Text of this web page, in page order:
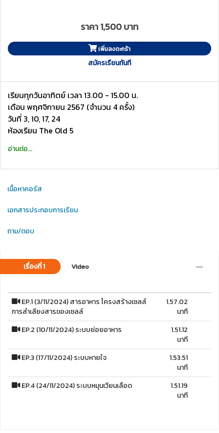
ราคา 1,500 บาท
เพิ่มลงตะกร้า
สมัครเรียนทันที
เรียนทุกวันอาทิตย์ เวลา 13.00 - 15.00 น.
เดือน พฤศจิกายน 2567 (จำนวน 4 ครั้ง)
วันที่ 3, 10, 17, 24
ห้องเรียน The Old 5
อ่านต่อ...
เนื้อหาคอร์ส
เอกสารประกอบการเรียน
ถาม/ตอบ
เรื่องที่ 1 Video
EP.1 (3/11/2024) สารอาหาร โครงสร้างเซลล์
การลำเลียงสารของเซลล์
1.57.02
นาที
EP.2 (10/11/2024) ระบบย่อยอาหาร
1.51.12
นาที
EP.3 (17/11/2024) ระบบหายใจ
1.53.51
นาที
EP.4 (24/11/2024) ระบบหมุนเวียนเลือด
1.51.19
นาที